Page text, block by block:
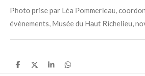
Photo prise par Léa Pommerleau,
évènements, Musée du Haut Richelieu,
P
P
P
P